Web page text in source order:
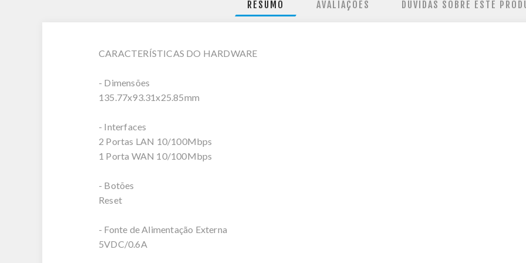
RESUMO AVALIAÇÕES DÚVIDAS SOBRE ESTE
CARACTERÍSTICAS DO HARDWARE
- Dimensões
135.77x93.31x25.85mm
- Interfaces
2 Portas LAN 10/100Mbps
1 Porta WAN 10/100Mbps
- Botões
Reset
- Fonte de Alimentação Externa
5VDC/0.6A